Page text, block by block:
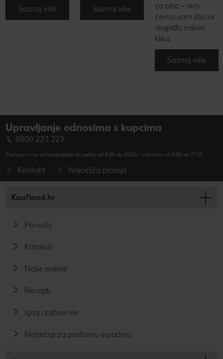
Saznaj više Saznaj više
za oba – reći
ćemo vam što se
događa nakon
klika.
Saznaj više
Upravljanje odnosima s kupcima
0800 223 223
Dostupni smo od ponedjeljka do petka, od 8.00 do 20.00 / subotom od 8.00 do 17.00
Kontakt Najčešća pitanja
Kaufland.hr
Ponuda
Katalozi
Naše marke
Recepti
Igraj i zabavi se
Natječaji za poslovnu suradnju